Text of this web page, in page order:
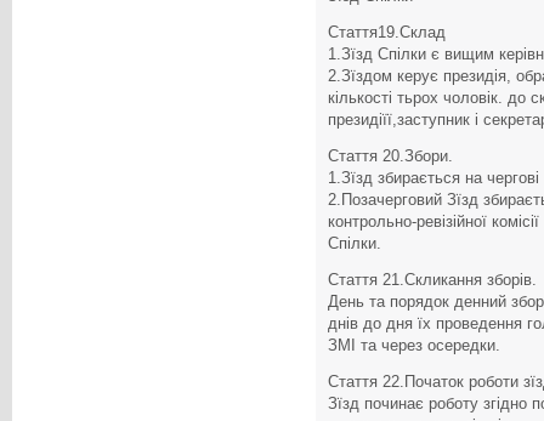
Стаття19.Склад
1.Зїзд Спілки є вищим
2.Зїздом керує президія,
кількості тьрох чоловік. до
президіїї,заступник і
Стаття 20.Збори.
1.Зїзд збирається на чергові
2.Позачерговий Зїзд
контрольно-ревізійної
Спілки.
Стаття 21.Скликання зборів.
День та порядок денний
днів до дня їх проведення
ЗМІ та через осередки.
Стаття 22.Початок роботи
Зїзд починає роботу згідно